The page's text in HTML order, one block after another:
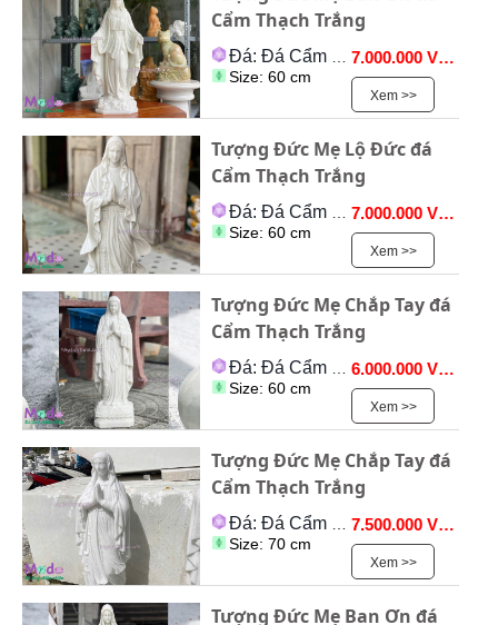
Cẩm Thạch Trắng
Đá: Đá Cẩm Thạch
Size: 60 cm
7.000.000 VNĐ
Xem >>
Tượng Đức Mẹ Lộ Đức đá
Cẩm Thạch Trắng
Đá: Đá Cẩm Thạch
Size: 60 cm
7.000.000 VNĐ
Xem >>
Tượng Đức Mẹ Chắp Tay đá
Cẩm Thạch Trắng
Đá: Đá Cẩm Thạch
Size: 60 cm
6.000.000 VNĐ
Xem >>
Tượng Đức Mẹ Chắp Tay đá
Cẩm Thạch Trắng
Đá: Đá Cẩm Thạch
Size: 70 cm
7.500.000 VNĐ
Xem >>
Tượng Đức Mẹ Ban Ơn đá